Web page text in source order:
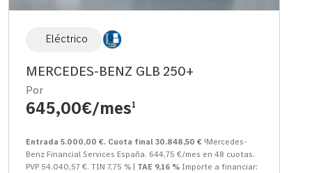
Eléctrico
MERCEDES-BENZ GLB 250+
Por
645,00€/mes1
Entrada 5.000,00 €. Cuota final 30.848,50 € ¹Mercedes-
Benz Financial Services España. 644,75 €/mes en 48 cuotas.
PVP 54.040,57 €. TIN 7,75 % | TAE 9,16 % Importe a financiar: